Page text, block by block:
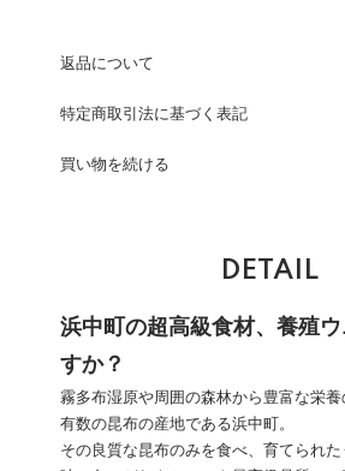
返品について
特定商取引法に基づく表記
買い物を続ける
DETAIL
浜中町の超高級食材、養殖
すか？
霧多布湿原や周囲の森林から豊富な栄
有数の昆布の産地である浜中町。
その良質な昆布のみを食べ、育てられた